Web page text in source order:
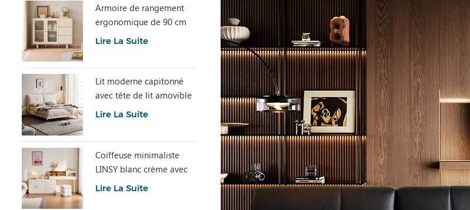
Armoire de rangement
ergonomique de 90 cm
de hauteur et spacieuse
Lire La Suite
Lit moderne capitonné
avec tête de lit amovible
BC663-A
Lire La Suite
Coiffeuse minimaliste
LINSY blanc crème avec
armoire UD6C-A
Lire La Suite